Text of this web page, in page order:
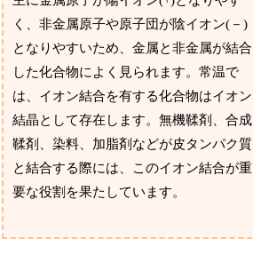
く、非金属原子や原子団が陰イオン(－)
となりやすいため、金属と非金属が結合
した化合物によく見られます。常温で
は、イオン結合を有する化合物はイオン
結晶として存在します。無機鞣剤、合成
鞣剤、染料、加脂剤などが皮タンパク質
と結合する際には、このイオン結合が重
要な役割を果たしています。